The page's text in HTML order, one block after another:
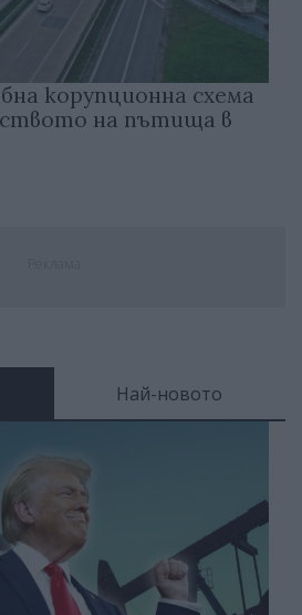
корупционна схема
на пътища в
Най-новото